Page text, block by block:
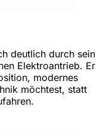
deutlich durch sein
Elektroantrieb. Er
modernes
möchtest, statt